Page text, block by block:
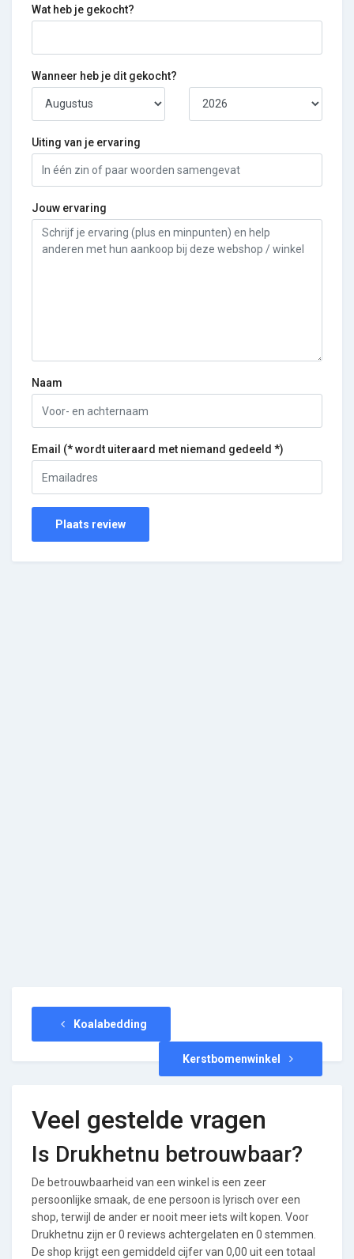
Wat heb je gekocht?
Wanneer heb je dit gekocht?
Uiting van je ervaring
Jouw ervaring
Naam
Email (* wordt uiteraard met niemand gedeeld *)
Plaats review
Koalabedding
Kerstbomenwinkel
Veel gestelde vragen
Is Drukhetnu betrouwbaar?
De betrouwbaarheid van een winkel is een zeer
persoonlijke smaak, de ene persoon is lyrisch over een
shop, terwijl de ander er nooit meer iets wilt kopen. Voor
Drukhetnu zijn er 0 reviews achtergelaten en 0 stemmen.
De shop krijgt een gemiddeld cijfer van 0,00 uit een totaal